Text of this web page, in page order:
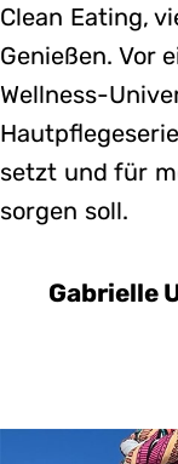
Clean Eating,
Genießen. Vor
Wellness-
setzt und für
sorgen soll.
Gabrielle